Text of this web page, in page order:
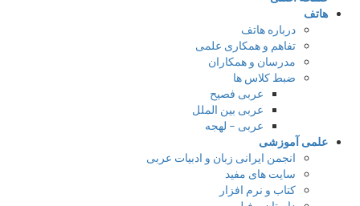
هاتف
درباره هاتف
تفاهم و همکاری علمی
مدرسان و همکاران
ضبط کلاس ها
عربی فصیح
عربی بین الملل
عربی – لهجه
علمی آموزشی
انجمن ایرانی زبان و ادبیات عربی
سایت های مفید
کتاب و نرم افزار